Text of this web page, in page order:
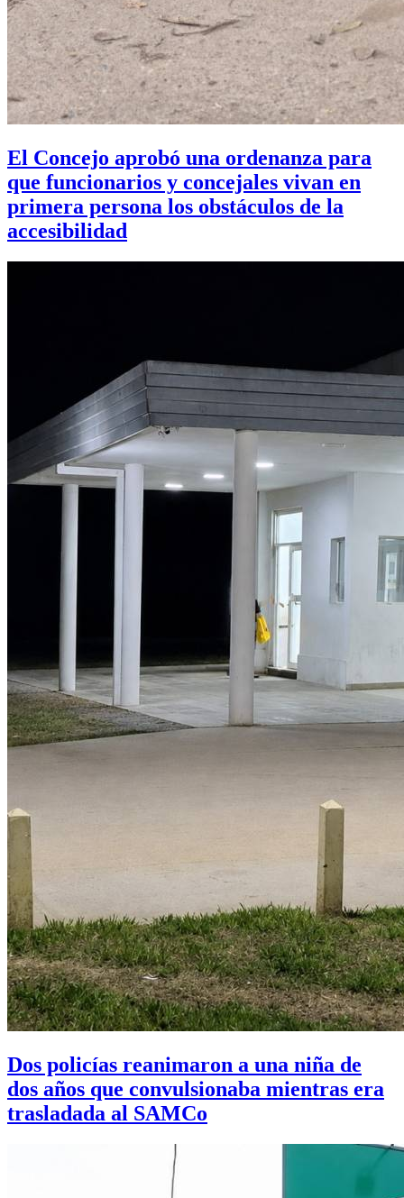
El Concejo aprobó una ordenanza para
que funcionarios y concejales vivan en
primera persona los obstáculos de la
accesibilidad
Dos policías reanimaron a una niña de
dos años que convulsionaba mientras era
trasladada al SAMCo